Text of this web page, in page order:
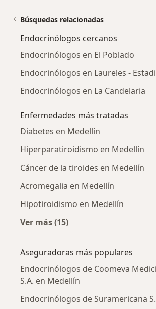
Búsquedas relacionadas
Endocrinólogos cercanos
Endocrinólogos en El Poblado
Endocrinólogos en Laureles -
Endocrinólogos en La Candelaria
Enfermedades más tratadas
Diabetes en Medellín
Hiperparatiroidismo en Medellín
Cáncer de la tiroides en Medellín
Acromegalia en Medellín
Hipotiroidismo en Medellín
Ver más (15)
Aseguradoras más populares
Endocrinólogos de Coomeva
S.A. en Medellín
Endocrinólogos de Suramericana